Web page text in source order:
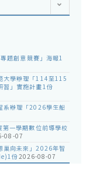
題創意競賽」海報1
大學辦理「114至115
習」實施計畫1份
系辦理「2026學生船
一學期數位前導學校
08-07
巢向未來」2026年智
份2026-08-07